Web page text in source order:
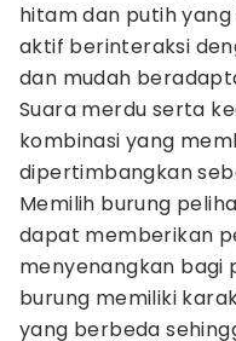
hitam dan putih
aktif berinteraksi
dan mudah
Suara merdu serta
kombinasi yang
dipertimbangkan
Memilih burung
dapat memberikan
menyenangkan bagi
burung memiliki
yang berbeda